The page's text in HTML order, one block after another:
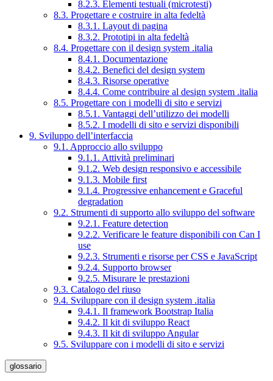
8.2.3. Elementi testuali (microtesti)
8.3. Progettare e costruire in alta fedeltà
8.3.1. Layout di pagina
8.3.2. Prototipi in alta fedeltà
8.4. Progettare con il design system .italia
8.4.1. Documentazione
8.4.2. Benefici del design system
8.4.3. Risorse operative
8.4.4. Come contribuire al design system .italia
8.5. Progettare con i modelli di sito e servizi
8.5.1. Vantaggi dell’utilizzo dei modelli
8.5.2. I modelli di sito e servizi disponibili
9. Sviluppo dell’interfaccia
9.1. Approccio allo sviluppo
9.1.1. Attività preliminari
9.1.2. Web design responsivo e accessibile
9.1.3. Mobile first
9.1.4. Progressive enhancement e Graceful
degradation
9.2. Strumenti di supporto allo sviluppo del software
9.2.1. Feature detection
9.2.2. Verificare le feature disponibili con Can I
use
9.2.3. Strumenti e risorse per CSS e JavaScript
9.2.4. Supporto browser
9.2.5. Misurare le prestazioni
9.3. Catalogo del riuso
9.4. Sviluppare con il design system .italia
9.4.1. Il framework Bootstrap Italia
9.4.2. Il kit di sviluppo React
9.4.3. Il kit di sviluppo Angular
9.5. Sviluppare con i modelli di sito e servizi
glossario